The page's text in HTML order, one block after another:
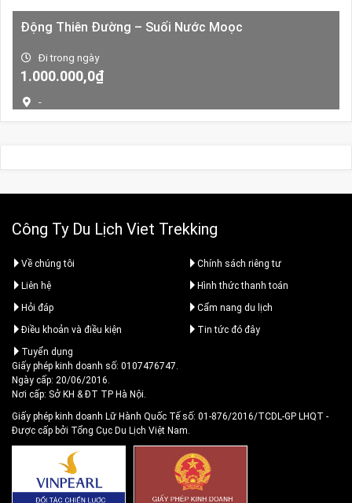
Động Thiên Đường – Suối Nước Moọc
Đi trong ngày
Giá
là:
1.500.000,0₫.
1.000.000,0₫Giá
là:
-
Công Ty Du Lịch Viet Trekking
Về chúng tôi
Chính sách riêng tư
Liên hệ
Hình thức thanh toán
Hỏi đáp
Cẩm nang du lịch
Điều khoản và điều kiện
Tin tức đó đây
Tuyển dụng
Giấy phép kinh doanh số: 0107476747.
Ngày cấp: 20/06/2016.
Nơi cấp: Sở KH & ĐT TP Hà Nội.
Giấy phép kinh doanh Lữ Hành Quốc Tế số: 01-876/2016/TCDL-GP LHQT -
Được cấp bởi Tổng Cục Du Lịch Việt Nam.